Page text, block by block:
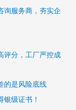
询服务商，夯实企
评分，工厂严控成
的是风险底线
级证书！